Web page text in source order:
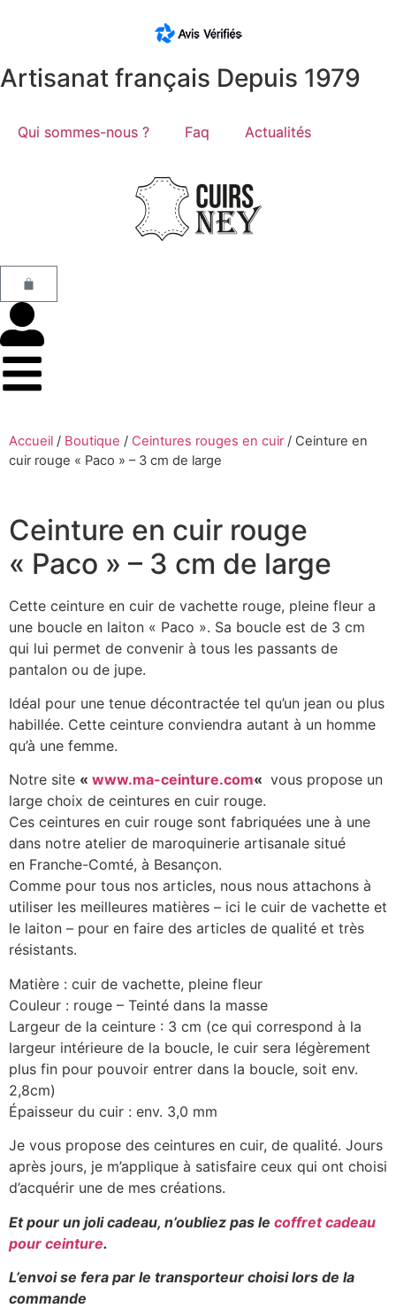
Artisanat français Depuis 1979
Qui sommes-nous ? Faq Actualités
Accueil / Boutique / Ceintures rouges en cuir/ Ceinture en
cuir rouge « Paco » – 3 cm de large
Ceinture en cuir rouge
« Paco » – 3 cm de large
Cette ceinture en cuir de vachette rouge, pleine fleur a
une boucle en laiton « Paco ». Sa boucle est de 3 cm
qui lui permet de convenir à tous les passants de
pantalon ou de jupe.
Idéal pour une tenue décontractée tel qu’un jean ou plus
habillée. Cette ceinture conviendra autant à un homme
qu’à une femme.
Notre site « www.ma-ceinture.com« vous propose un
large choix de ceintures en cuir rouge.
Ces ceintures en cuir rouge sont fabriquées une à une
dans notre atelier de maroquinerie artisanale situé
en Franche-Comté, à Besançon.
Comme pour tous nos articles, nous nous attachons à
utiliser les meilleures matières – ici le cuir de vachette et
le laiton – pour en faire des articles de qualité et très
résistants.
Matière : cuir de vachette, pleine fleur
Couleur : rouge – Teinté dans la masse
Largeur de la ceinture : 3 cm (ce qui correspond à la
largeur intérieure de la boucle, le cuir sera légèrement
plus fin pour pouvoir entrer dans la boucle, soit env.
2,8cm)
Épaisseur du cuir : env. 3,0 mm
Je vous propose des ceintures en cuir, de qualité. Jours
après jours, je m’applique à satisfaire ceux qui ont choisi
d’acquérir une de mes créations.
Et pour un joli cadeau, n’oubliez pas le coffret cadeau
pour ceinture.
L’envoi se fera par le transporteur choisi lors de la
commande